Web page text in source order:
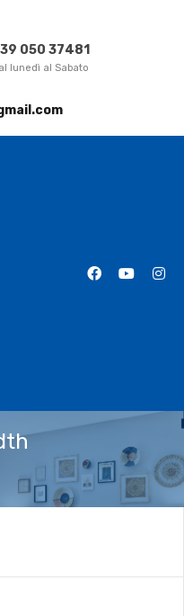
050 37481
lunedì al Sabato